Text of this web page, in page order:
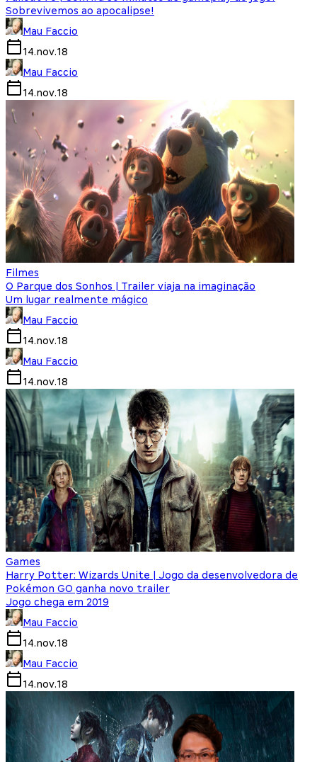
Sobrevivemos ao apocalipse!
Mau Faccio
14.nov.18
Mau Faccio
14.nov.18
Filmes
O Parque dos Sonhos | Trailer viaja na imaginação
Um lugar realmente mágico
Mau Faccio
14.nov.18
Mau Faccio
14.nov.18
Games
Harry Potter: Wizards Unite | Jogo da desenvolvedora de
Pokémon GO ganha novo trailer
Jogo chega em 2019
Mau Faccio
14.nov.18
Mau Faccio
14.nov.18